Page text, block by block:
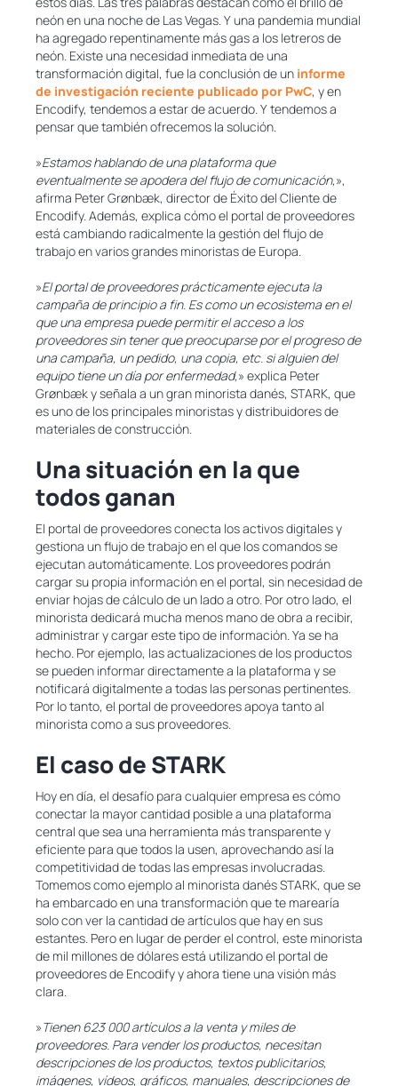
neón en una noche de Las Vegas. Y una pandemia mundial
ha agregado repentinamente más gas a los letreros de
neón. Existe una necesidad inmediata de una
transformación digital, fue la conclusión de un informe
de investigación reciente publicado por PwC, y en
Encodify, tendemos a estar de acuerdo. Y tendemos a
pensar que también ofrecemos la solución.
»Estamos hablando de una plataforma que
eventualmente se apodera del flujo de comunicación,»,
afirma Peter Grønbæk, director de Éxito del Cliente de
Encodify. Además, explica cómo el portal de proveedores
está cambiando radicalmente la gestión del flujo de
trabajo en varios grandes minoristas de Europa.
»El portal de proveedores prácticamente ejecuta la
campaña de principio a fin. Es como un ecosistema en el
que una empresa puede permitir el acceso a los
proveedores sin tener que preocuparse por el progreso de
una campaña, un pedido, una copia, etc. si alguien del
equipo tiene un día por enfermedad,» explica Peter
Grønbæk y señala a un gran minorista danés, STARK, que
es uno de los principales minoristas y distribuidores de
materiales de construcción.
Una situación en la que
todos ganan
El portal de proveedores conecta los activos digitales y
gestiona un flujo de trabajo en el que los comandos se
ejecutan automáticamente. Los proveedores podrán
cargar su propia información en el portal, sin necesidad de
enviar hojas de cálculo de un lado a otro. Por otro lado, el
minorista dedicará mucha menos mano de obra a recibir,
administrar y cargar este tipo de información. Ya se ha
hecho. Por ejemplo, las actualizaciones de los productos
se pueden informar directamente a la plataforma y se
notificará digitalmente a todas las personas pertinentes.
Por lo tanto, el portal de proveedores apoya tanto al
minorista como a sus proveedores.
El caso de STARK
Hoy en día, el desafío para cualquier empresa es cómo
conectar la mayor cantidad posible a una plataforma
central que sea una herramienta más transparente y
eficiente para que todos la usen, aprovechando así la
competitividad de todas las empresas involucradas.
Tomemos como ejemplo al minorista danés STARK, que se
ha embarcado en una transformación que te marearía
solo con ver la cantidad de artículos que hay en sus
estantes. Pero en lugar de perder el control, este minorista
de mil millones de dólares está utilizando el portal de
proveedores de Encodify y ahora tiene una visión más
clara.
»Tienen 623 000 artículos a la venta y miles de
proveedores. Para vender los productos, necesitan
descripciones de los productos, textos publicitarios,
imágenes, vídeos, gráficos, manuales, descripciones de